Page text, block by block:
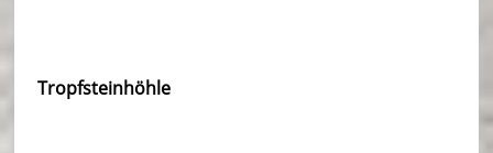
Tropfsteinhöhle